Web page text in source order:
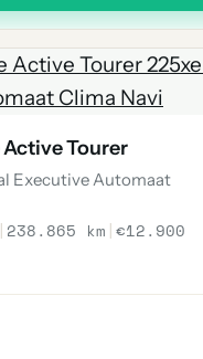
Tourer
Executive Automaat
| 238.865 km |€12.900